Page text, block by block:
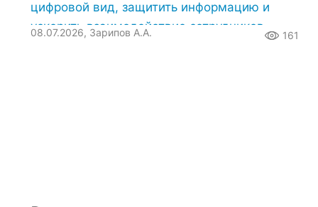
цифровой вид, защитить информацию и
ускорить взаимодействие сотрудников.
08.07.2026, Зарипов А.А. 161